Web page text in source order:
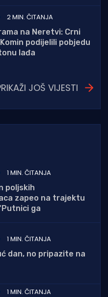
2 MIN. ČITANJA
na Neretvi: Crni
podijelili pobjedu
lađa
JOŠ VIJESTI
1 MIN. ČITANJA
poljskih
zapeo na trajektu
ga
1 MIN. ČITANJA
dan, no pripazite na
1 MIN. ČITANJA